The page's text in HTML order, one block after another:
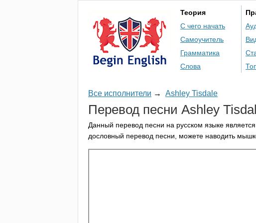
Теория
С чего начать
Самоучитель
Грамматика
Слова
Все исполнители → Ashley Tisdale
Перевод песни Ashley
Данный перевод песни на русском языке
дословный перевод песни, можете наводить